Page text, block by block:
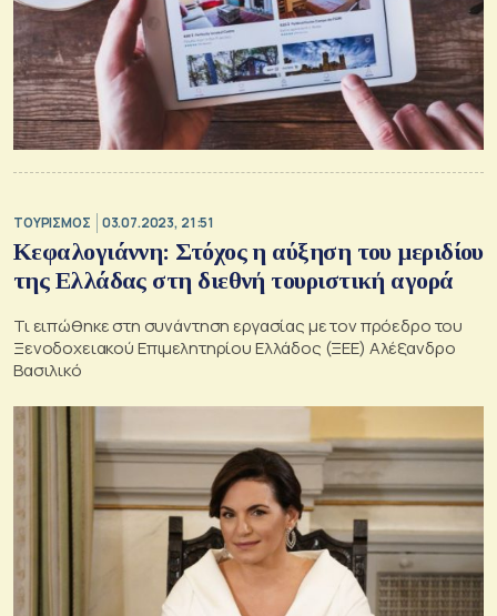
ΤΟΥΡΙΣΜΟΣ 03.07.2023, 21:51
Κεφαλογιάννη: Στόχος η αύξηση του μεριδίου
της Ελλάδας στη διεθνή τουριστική αγορά
Τι ειπώθηκε στη συνάντηση εργασίας με τον πρόεδρο του
Ξενοδοχειακού Επιμελητηρίου Ελλάδος (ΞΕΕ) Αλέξανδρο
Βασιλικό